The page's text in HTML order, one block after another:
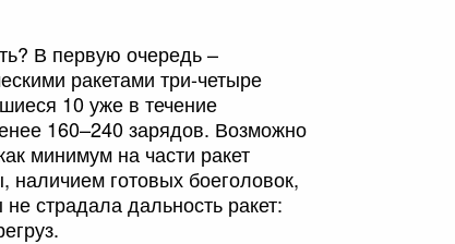
В первую очередь –
ракетами три-четыре
10 уже в течение
160–240 зарядов. Возможно
минимум на части ракет
наличием готовых боеголовок,
страдала дальность ракет: